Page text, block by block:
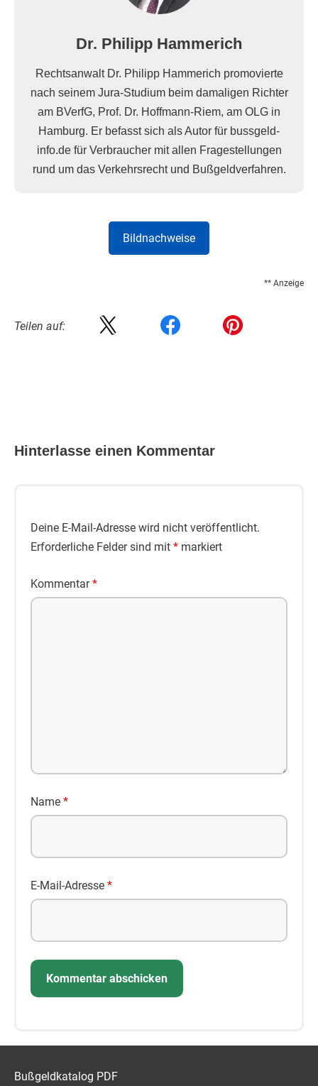
Dr. Philipp Hammerich
Rechtsanwalt Dr. Philipp Hammerich promovierte
nach seinem Jura-Studium beim damaligen Richter
am BVerfG, Prof. Dr. Hoffmann-Riem, am OLG in
Hamburg. Er befasst sich als Autor für bussgeld-
info.de für Verbraucher mit allen Fragestellungen
rund um das Verkehrsrecht und Bußgeldverfahren.
Bildnachweise
** Anzeige
Teilen auf:
Hinterlasse einen Kommentar
Deine E-Mail-Adresse wird nicht veröffentlicht.
Erforderliche Felder sind mit * markiert
Kommentar*
Name *
E-Mail-Adresse *
Bußgeldkatalog PDF